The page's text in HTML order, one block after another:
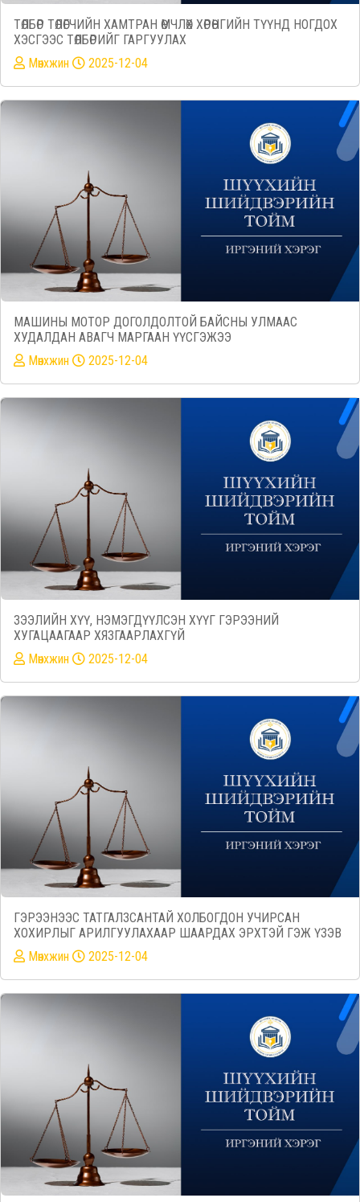
ТӨЛБӨР ТӨЛӨГЧИЙН ХАМТРАН ӨМЧЛӨХ ХӨРӨНГИЙН ТҮҮНД НОГДОХ
ХЭСГЭЭС ТӨЛБӨРИЙГ ГАРГУУЛАХ
Mөнхжин
2025-12-04
МАШИНЫ МОТОР ДОГОЛДОЛТОЙ БАЙСНЫ УЛМААС
ХУДАЛДАН АВАГЧ МАРГААН ҮҮСГЭЖЭЭ
Mөнхжин
2025-12-04
ЗЭЭЛИЙН ХҮҮ, НЭМЭГДҮҮЛСЭН ХҮҮГ ГЭРЭЭНИЙ
ХУГАЦААГААР ХЯЗГААРЛАХГҮЙ
Mөнхжин
2025-12-04
ГЭРЭЭНЭЭС ТАТГАЛЗСАНТАЙ ХОЛБОГДОН УЧИРСАН
ХОХИРЛЫГ АРИЛГУУЛАХААР ШААРДАХ ЭРХТЭЙ ГЭЖ ҮЗЭВ
Mөнхжин
2025-12-04